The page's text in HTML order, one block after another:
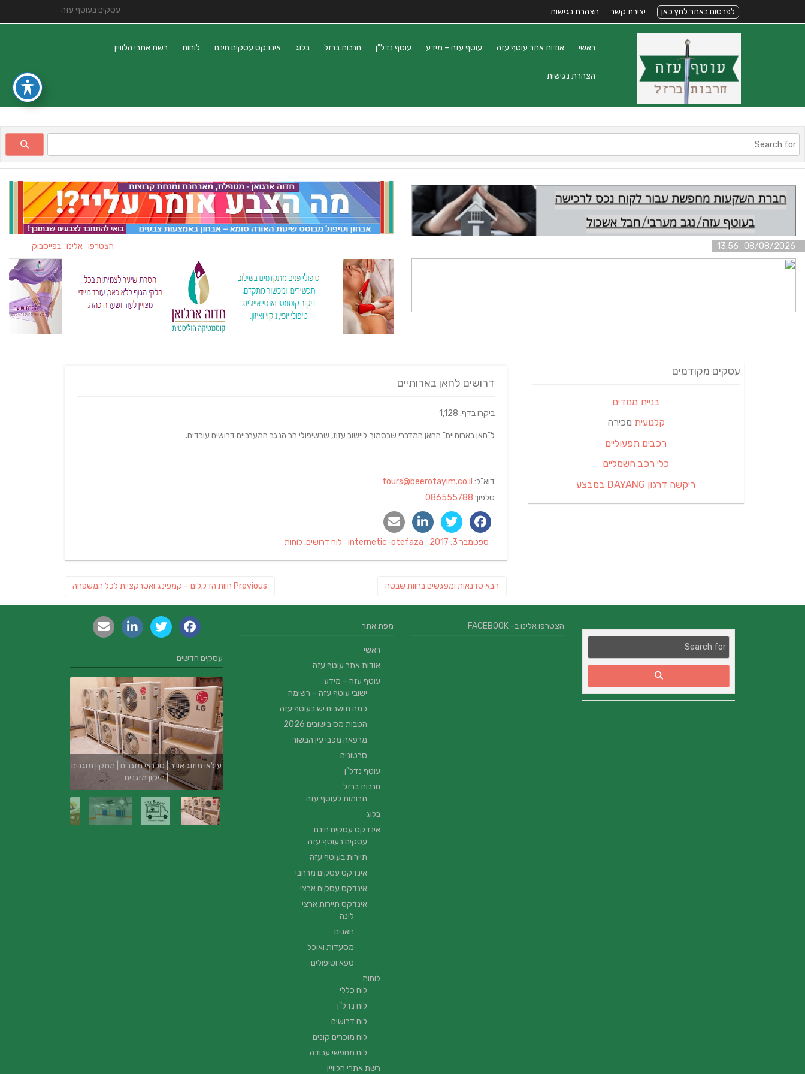
עסקים בעוטף עזה לפרסום באתר לחץ כאן יצירת קשר הצהרת נגישות
ראשי אודות אתר עוטף עזה עוטף עזה – מידע עוטף נדל”ן חרבות ברזל בלוג אינדקס עסקים חינם לוחות רשת אתרי הלוויין
הצהרת נגישות
08/08/2026 13:56 הצטרפו אלינו בפייסבוק
דרושים לחאן בארותיים
ביקרו בדף: 1,128
ל"חאן בארותיים" החאן המדברי שבסמוך ליישוב עזוז, שבשיפולי הר הנגב המערביים דרושים עובדים.
דוא"ל: tours@beerotayim.co.il
טלפון: 086555788
Posted
ספטמבר 3, 2017 Author
internetic-otefaza
Categories
לוח דרושים, לוחות
Previous
Previous
חוות הדקלים – קמפינג ואטרקציות לכל המשפחה הבא פוסט
סדנאות ומפגשים בחוות שבטה
עסקים מקודמים
בניית ממדים
קלנועית מכירה
רכבים תפעוליים
כלי רכב חשמליים
ריקשה דרגון DAYANG במבצע
עסקים חדשים
עילאי מיזוג אוויר | טכנאי מזגנים | מתקין מזגנים
| תיקון מזגנים
מפת אתר
ראשי
אודות אתר עוטף עזה
עוטף עזה – מידע
ישובי עוטף עזה – רשימה
כמה תושבים יש בעוטף עזה
הטבות מס בישובים 2026
מרפאה מכבי עין הבשור
סרטונים
עוטף נדל”ן
חרבות ברזל
תרומות לעוטף עזה
בלוג
אינדקס עסקים חינם
עסקים בעוטף עזה
תיירות בעוטף עזה
אינדקס עסקים מרחבי
אינדקס עסקים ארצי
אינדקס תיירות ארצי
לינה
חאנים
מסעדות ואוכל
ספא וטיפולים
לוחות
לוח כללי
לוח נדל"ן
לוח דרושים
לוח מוכרים קונים
לוח מחפשי עבודה
רשת אתרי הלוויין
הצטרפו אלינו ב- FACEBOOK